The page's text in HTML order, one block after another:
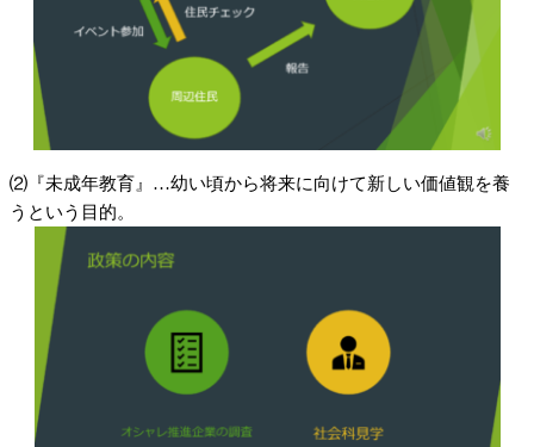
⑵『未成年教育』…幼い頃から将来に向けて新しい価値観を養
うという目的。